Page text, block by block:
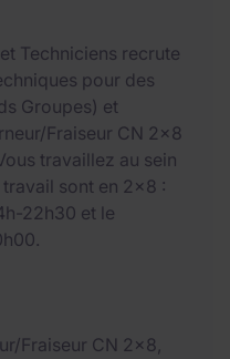
Techniciens recrute
pour des
Groupes) et
Fraiseur CN 2x8
travaillez au sein
sont en 2x8 :
22h30 et le
Fraiseur CN 2x8,